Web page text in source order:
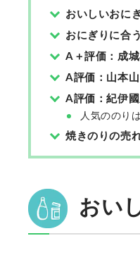
おいしいおに
おにぎりに合
A＋評価：成
A評価：山本
A評価：紀伊
人気ののり
焼きのりの売
おい